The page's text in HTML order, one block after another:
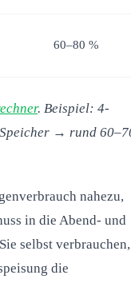
60–80 %
. Beispiel: 4-
→ rund
nahezu,
in die Abend- und
selbst verbrauchen,
die